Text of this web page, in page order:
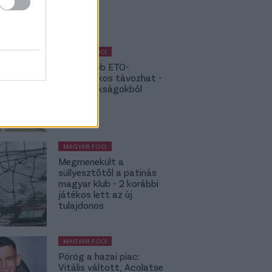
MAGYAR FOCI
NB I: Újabb ETO-
kulcsjátékos távozhat -
topbajnokságokból
MAGYAR FOCI
Megmenekült a
süllyesztőtől a patinás
magyar klub - 2 korábbi
játékos lett az új
tulajdonos
MAGYAR FOCI
Pörög a hazai piac:
Vitális váltott, Acolatse